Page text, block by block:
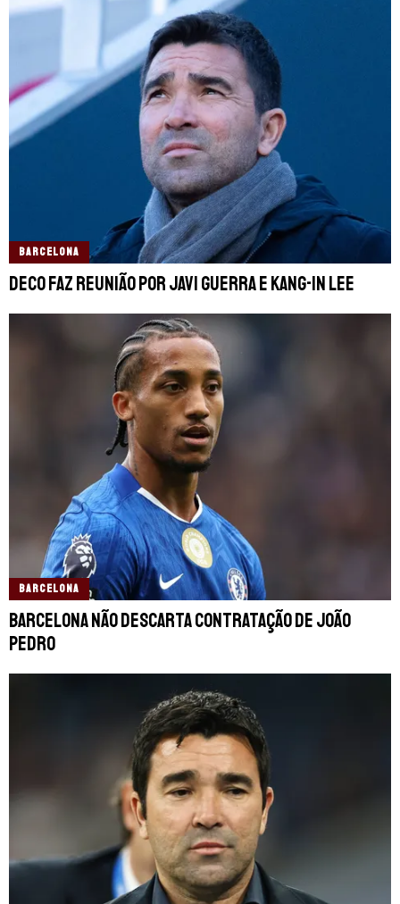
BARCELONA
Deco faz reunião por Javi Guerra e Kang-in Lee
BARCELONA
Barcelona não descarta contratação de João
Pedro